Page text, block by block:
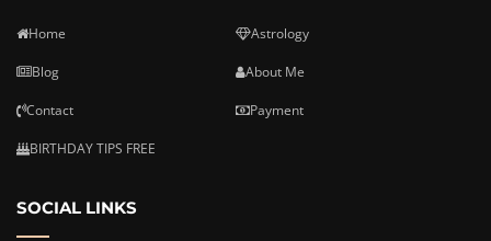
Home Astrology
Blog About Me
Contact Payment
BIRTHDAY TIPS FREE
SOCIAL LINKS